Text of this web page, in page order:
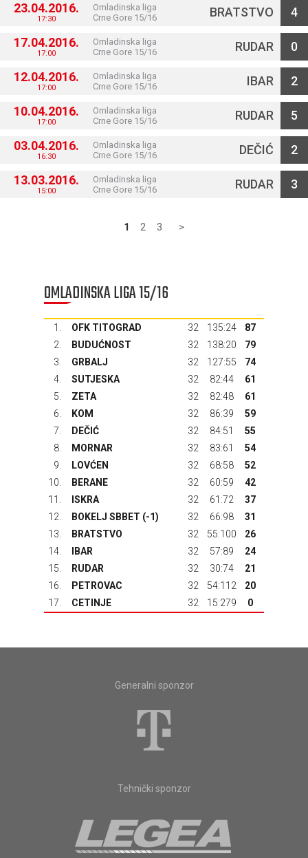
23.04.2016.
17:30
Omladinska liga
Crne Gore 15/16
BRATSTVO 4
17.04.2016.
17:00
Omladinska liga
Crne Gore 15/16
RUDAR 0
12.04.2016.
17:00
Omladinska liga
Crne Gore 15/16
IBAR 2
10.04.2016.
17:00
Omladinska liga
Crne Gore 15/16
RUDAR 5
03.04.2016.
16:30
Omladinska liga
Crne Gore 15/16
DEČIĆ 2
13.03.2016.
15:00
Omladinska liga
Crne Gore 15/16
RUDAR 3
1 2 3 >
OMLADINSKA LIGA 15/16
1. OFK TITOGRAD 32 135:24
87
2.
BUDUĆNOST 32 138:20
79
3.
GRBALJ 32 127:55
74
4.
SUTJESKA 32 82:44
61
5.
ZETA 32 82:48
61
6.
KOM 32 86:39
59
7.
DEČIĆ 32 84:51
55
8.
MORNAR 32 83:61
54
9.
LOVĆEN 32 68:58
52
10.
BERANE 32 60:59
42
11.
ISKRA 32 61:72
37
12.
BOKELJ SBBET (-1) 32 66:98
31
13.
BRATSTVO 32 55:100
26
14.
IBAR 32 57:89
24
15.
RUDAR 32 30:74
21
16.
PETROVAC 32 54:112
20
17.
CETINJE 32 15:279 0
Generalni sponzor
Tehnički sponzor